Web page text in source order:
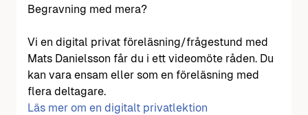
Begravning med mera?
Vi en digital privat föreläsning/frågestund med
Mats Danielsson får du i ett videomöte råden. Du
kan vara ensam eller som en föreläsning med
flera deltagare.
Läs mer om en digitalt privatlektion